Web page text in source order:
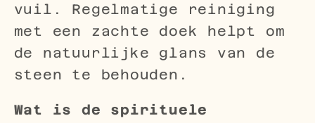
vuil. Regelmatige reiniging
met een zachte doek helpt om
de natuurlijke glans van de
steen te behouden.
Wat is de spirituele